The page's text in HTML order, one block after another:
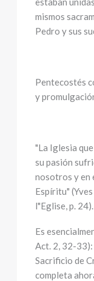
mismos
Pedro y sus
Pentecostés
y
"La Iglesia
su pasión
nosotros y en
Espíritu"
l"Eglise, p. 24).
Es
Act. 2, 32-
Sacrificio de
completa